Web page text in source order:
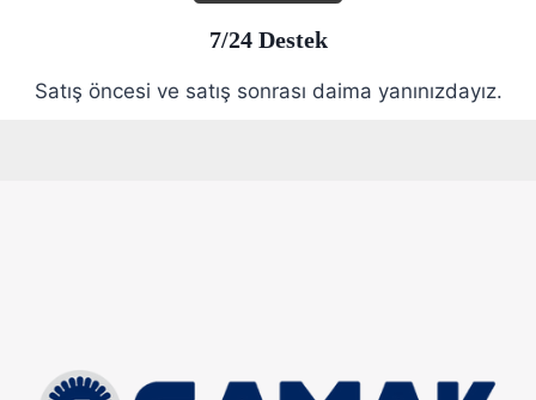
7/24 Destek
Satış öncesi ve satış sonrası daima yanınızdayız.